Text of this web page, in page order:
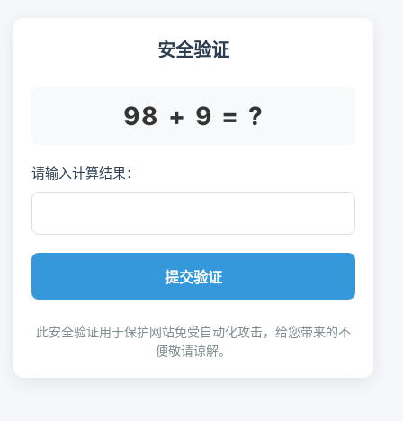
安全验证
98 + 9 = ?
请输入计算结果：
提交验证
此安全验证用于保护网站免受自动化攻击，给您带来的不
便敬请谅解。